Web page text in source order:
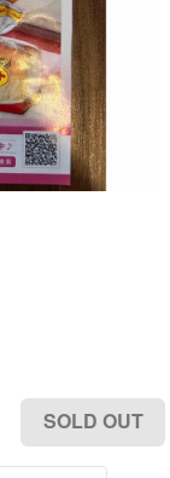
SOLD OUT